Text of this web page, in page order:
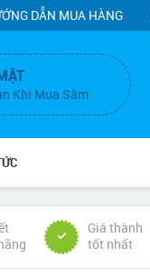
DẪN MUA HÀNG
Khi Mua Sắm
Giá thành
tốt nhất